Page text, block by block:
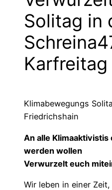
Solitag in
Karfreitag
Klimabewegungs
Friedrichshain
An alle
werden wollen
Verwurzelt euch
Wir leben in einer